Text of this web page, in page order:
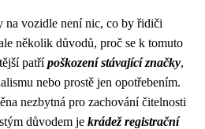
na vozidle není nic, co by řidiči
několik důvodů, proč se k tomuto
patřípoškození stávající značky,
nebo prostě jen opotřebením.
nezbytná pro zachování čitelnosti
důvodem je krádež registrační